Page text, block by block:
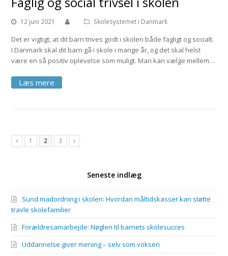
12 juni 2021 Skolesystemet i Danmark
Det er vigtigt, at dit barn trives godt i skolen både fagligt og socialt.
I Danmark skal dit barn gå i skole i mange år, og det skal helst
være en så positiv oplevelse som muligt. Man kan vælge mellem…
Previous
1 2 3 Next
Seneste indlæg
Sund madordning i skolen: Hvordan måltidskasser kan støtte
travle skolefamilier
Forældresamarbejde: Nøglen til barnets skolesucces
Uddannelse giver mening – selv som voksen